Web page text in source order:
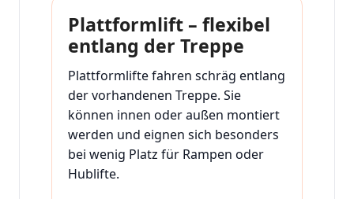
Plattformlift – flexibel
entlang der Treppe
Plattformlifte fahren schräg entlang
der vorhandenen Treppe. Sie
können innen oder außen montiert
werden und eignen sich besonders
bei wenig Platz für Rampen oder
Hublifte.